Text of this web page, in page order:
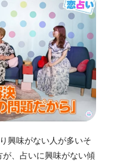
興味がない人が多いそ
、占いに興味がない傾